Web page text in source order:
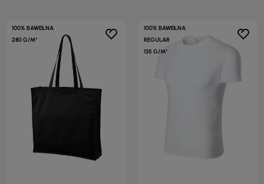
100% BAWEŁNA
280 G/M²
100% BAWEŁNA
REGULAR
135 G/M²